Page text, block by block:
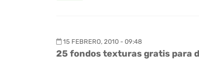
15 FEBRERO, 2010 - 09:48
25 fondos texturas gratis para